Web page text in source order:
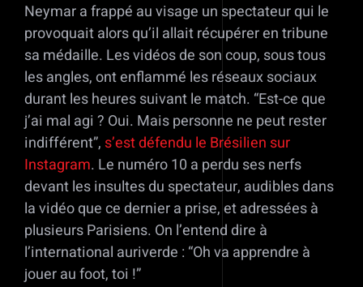
Neymar a frappé au visage un spectateur qui le
provoquait alors qu’il allait récupérer en tribune
sa médaille. Les vidéos de son coup, sous tous
les angles, ont enflammé les réseaux sociaux
durant les heures suivant le match. “Est-ce que
j’ai mal agi ? Oui. Mais personne ne peut rester
indifférent”, s’est défendu le Brésilien sur
Instagram. Le numéro 10 a perdu ses nerfs
devant les insultes du spectateur, audibles dans
la vidéo que ce dernier a prise, et adressées à
plusieurs Parisiens. On l’entend dire à
l’international auriverde : “Oh va apprendre à
jouer au foot, toi !”